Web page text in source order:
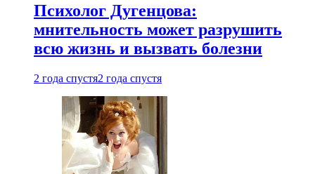
Психолог Дугенцова:
мнительность может разрушить
всю жизнь и вызвать болезни
2 года спустя2 года спустя